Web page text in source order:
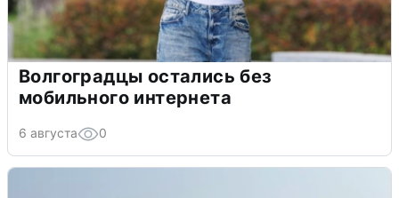
Волгоградцы остались без
мобильного интернета
6 августа 0